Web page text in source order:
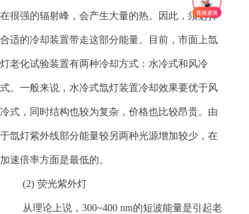
在很强的辐射峰，会产生大量的热。因此，须选择
合适的冷却装置带走这部分能量。目前，市面上氙
灯老化试验装置有两种冷却方式：水冷式和风冷
式。一般来说，水冷式氙灯装置冷却效果要优于风
冷式，同时结构也较为复杂，价格也比较昂贵。由
于氙灯紫外线部分能量较另两种光源增加较少，在
加速倍率方面是最低的。
(2) 荧光紫外灯
从理论上说，300~400 nm的短波能量是引起老